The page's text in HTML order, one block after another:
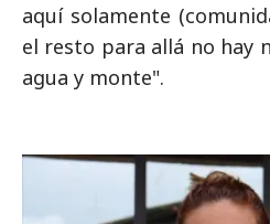
aquí solamente
el resto para allá no hay
agua y monte".